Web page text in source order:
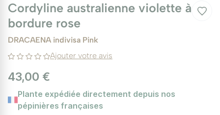
Cordyline australienne violette à
bordure rose
DRACAENA indivisa Pink
Ajouter votre avis
43,00 €
Plante expédiée directement depuis nos
pépinières françaises